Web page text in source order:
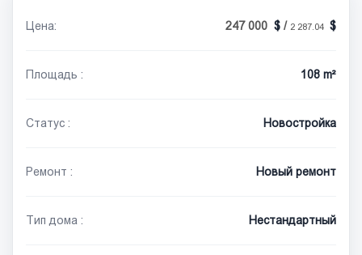
Цена: 247 000 / 2 287.04
Площадь : 108 m²
Статус : Новостройка
Ремонт : Новый ремонт
Тип дома : Нестандартный